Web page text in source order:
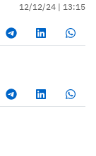
12/12/24 | 13:15